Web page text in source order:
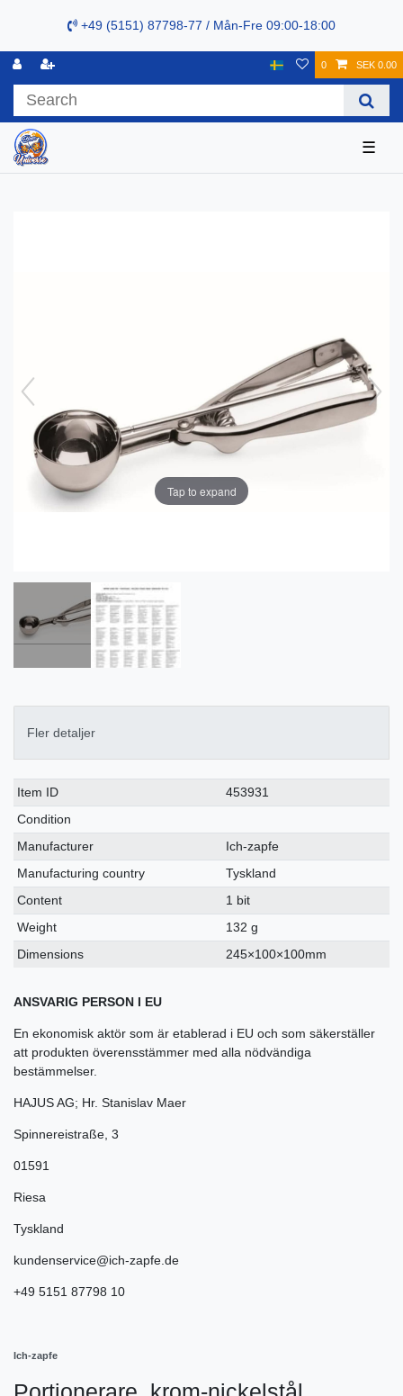
+49 (5151) 87798-77 / Mån-Fre 09:00-18:00
0 SEK 0.00
☰
Tap to expand
Fler detaljer
Ceres::Template.singleItemTechnicalDataAttribute
Ceres::Template.singleItemTechnicalDataValue
Item ID
453931
Condition
Manufacturer
Ich-zapfe
Manufacturing country
Tyskland
Content
1 bit
Weight
132 g
Dimensions
245×100×100mm
ANSVARIG PERSON I EU
En ekonomisk aktör som är etablerad i EU och som säkerställer
att produkten överensstämmer med alla nödvändiga
bestämmelser.
HAJUS AG; Hr. Stanislav Maer
Spinnereistraße 3
01591
Riesa
Tyskland
kundenservice@ich-zapfe.de
+49 5151 87798 10
Ich-zapfe